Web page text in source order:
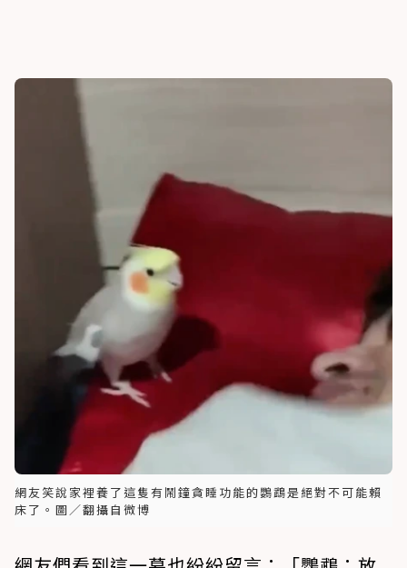
網友笑說家裡養了這隻有鬧鐘貪睡功能的鸚鵡是絕對不可能賴
床了。圖／翻攝自微博